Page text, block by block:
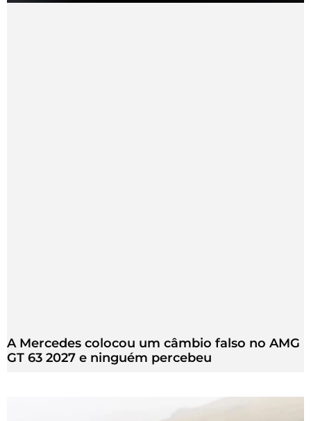
A Mercedes colocou um câmbio falso no AMG
GT 63 2027 e ninguém percebeu